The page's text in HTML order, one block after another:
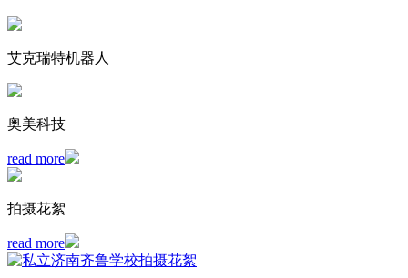
艾克瑞特机器人
奥美科技
read more
拍摄花絮
read more